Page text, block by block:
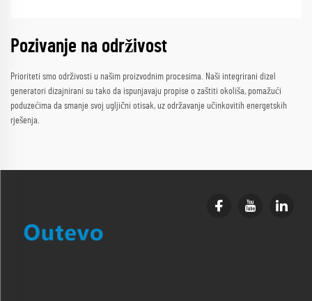
Pozivanje na održivost
Prioriteti smo održivosti u našim proizvodnim procesima. Naši integrirani dizel
generatori dizajnirani su tako da ispunjavaju propise o zaštiti okoliša, pomažući
poduzećima da smanje svoj ugljični otisak, uz održavanje učinkovitih energetskih
rješenja.